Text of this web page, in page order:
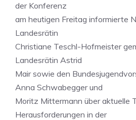
der Konferenz
am heutigen Freitag informierte
Landesrätin
Christiane Teschl-Hofmeister
Landesrätin Astrid
Mair sowie den
Anna Schwabegger und
Moritz Mittermann über aktuelle
Herausforderungen in der